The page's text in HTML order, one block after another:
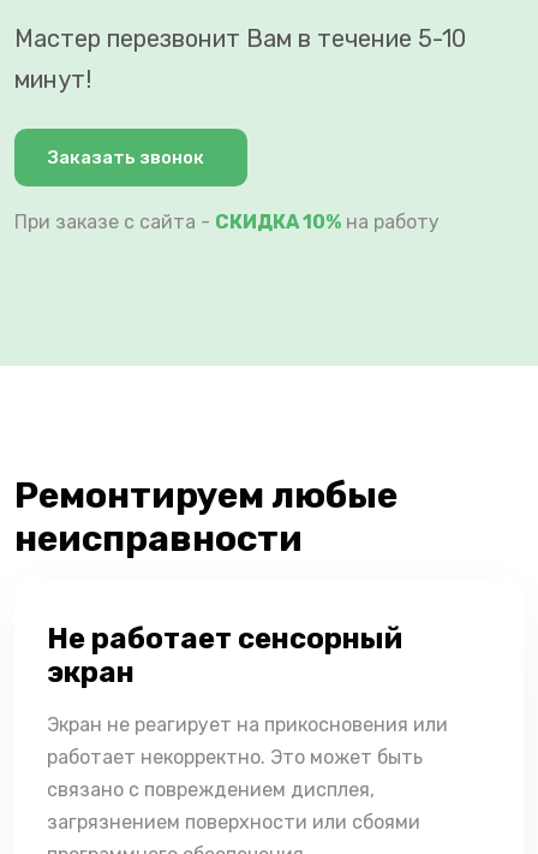
Мастер перезвонит Вам в течение 5-10
минут!
Заказать звонок
При заказе с сайта - СКИДКА 10% на работу
Ремонтируем любые
неисправности
Не работает сенсорный
экран
Экран не реагирует на прикосновения или
работает некорректно. Это может быть
связано с повреждением дисплея,
загрязнением поверхности или сбоями